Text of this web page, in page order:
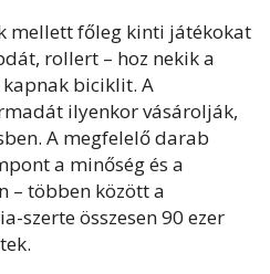
mellett főleg kinti játékokat
rollert – hoz nekik a
kapnak biciklit. A
ilyenkor vásárolják,
A megfelelő darab
a minőség és a
– többen között a
szerte összesen 90 ezer